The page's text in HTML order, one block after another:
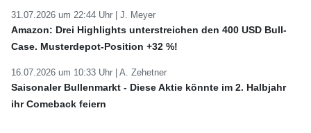
31.07.2026 um 22:44 Uhr | J. Meyer
Amazon: Drei Highlights unterstreichen den 400 USD Bull-
Case. Musterdepot-Position +32 %!
16.07.2026 um 10:33 Uhr | A. Zehetner
Saisonaler Bullenmarkt - Diese Aktie könnte im 2. Halbjahr
ihr Comeback feiern